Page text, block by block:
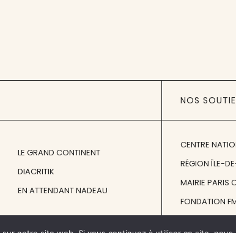
LE GRAND CONTINENT
DIACRITIK
EN ATTENDANT NADEAU
NOS
CENTRE
RÉGION ÎLE-
MAIRIE PARIS
FONDATION